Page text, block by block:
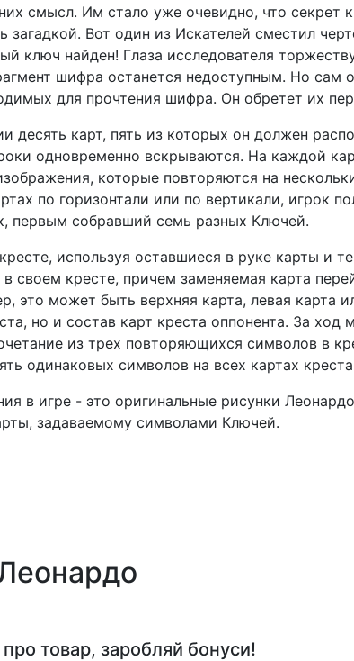
смысл. Им стало уже очевидно, что секрет
загадкой. Вот один из Искателей сместил
ключ найден! Глаза исследователя
шифра останется недоступным. Но сам
для прочтения шифра. Он обретет их
десять карт, пять из которых он должен
одновременно вскрываются. На каждой
которые повторяются на
по горизонтали или по вертикали, игрок
первым собравший семь разных Ключей.
используя оставшиеся в руке карты и
кресте, причем заменяемая карта
это может быть верхняя карта, левая карта
но и состав карт креста оппонента. За
из трех повторяющихся символов в
одинаковых символов на всех картах
в игре - это оригинальные рисунки
задаваемому символами Ключей.
товар, заробляй бонуси!